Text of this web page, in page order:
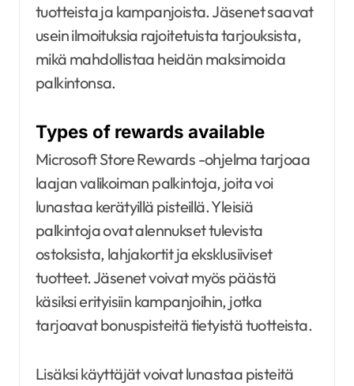
tuotteista ja kampanjoista. Jäsenet saavat
usein ilmoituksia rajoitetuista tarjouksista,
mikä mahdollistaa heidän maksimoida
palkintonsa.
Types of rewards available
Microsoft Store Rewards -ohjelma tarjoaa
laajan valikoiman palkintoja, joita voi
lunastaa kerätyillä pisteillä. Yleisiä
palkintoja ovat alennukset tulevista
ostoksista, lahjakortit ja eksklusiiviset
tuotteet. Jäsenet voivat myös päästä
käsiksi erityisiin kampanjoihin, jotka
tarjoavat bonuspisteitä tietyistä tuotteista.
Lisäksi käyttäjät voivat lunastaa pisteitä